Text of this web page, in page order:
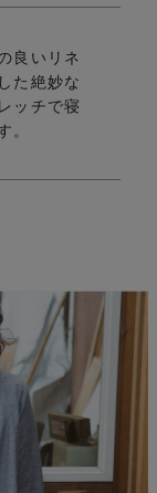
良いリネ
た絶妙な
ッチで寝
。